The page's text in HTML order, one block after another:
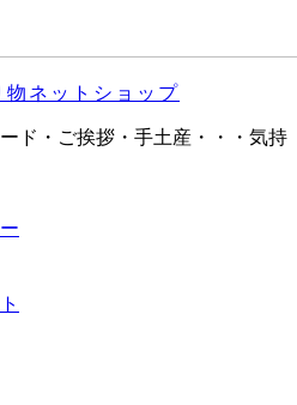
ネットショップ
ド・ご挨拶・手土産・・・気持